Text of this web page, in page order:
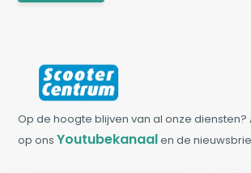
Op de hoogte blijven van al onze
op onsYoutubekanaalen de